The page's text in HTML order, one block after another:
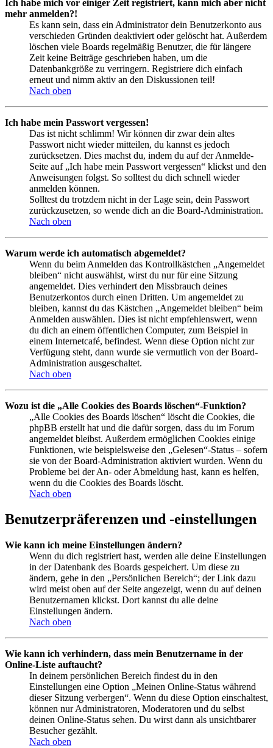
Ich habe mich vor einiger Zeit registriert, kann mich aber nicht
mehr anmelden?!
Es kann sein, dass ein Administrator dein Benutzerkonto aus
verschieden Gründen deaktiviert oder gelöscht hat. Außerdem
löschen viele Boards regelmäßig Benutzer, die für längere
Zeit keine Beiträge geschrieben haben, um die
Datenbankgröße zu verringern. Registriere dich einfach
erneut und nimm aktiv an den Diskussionen teil!
Nach oben
Ich habe mein Passwort vergessen!
Das ist nicht schlimm! Wir können dir zwar dein altes
Passwort nicht wieder mitteilen, du kannst es jedoch
zurücksetzen. Dies machst du, indem du auf der Anmelde-
Seite auf „Ich habe mein Passwort vergessen“ klickst und den
Anweisungen folgst. So solltest du dich schnell wieder
anmelden können.
Solltest du trotzdem nicht in der Lage sein, dein Passwort
zurückzusetzen, so wende dich an die Board-Administration.
Nach oben
Warum werde ich automatisch abgemeldet?
Wenn du beim Anmelden das Kontrollkästchen „Angemeldet
bleiben“ nicht auswählst, wirst du nur für eine Sitzung
angemeldet. Dies verhindert den Missbrauch deines
Benutzerkontos durch einen Dritten. Um angemeldet zu
bleiben, kannst du das Kästchen „Angemeldet bleiben“ beim
Anmelden auswählen. Dies ist nicht empfehlenswert, wenn
du dich an einem öffentlichen Computer, zum Beispiel in
einem Internetcafé, befindest. Wenn diese Option nicht zur
Verfügung steht, dann wurde sie vermutlich von der Board-
Administration ausgeschaltet.
Nach oben
Wozu ist die „Alle Cookies des Boards löschen“-Funktion?
„Alle Cookies des Boards löschen“ löscht die Cookies, die
phpBB erstellt hat und die dafür sorgen, dass du im Forum
angemeldet bleibst. Außerdem ermöglichen Cookies einige
Funktionen, wie beispielsweise den „Gelesen“-Status – sofern
sie von der Board-Administration aktiviert wurden. Wenn du
Probleme bei der An- oder Abmeldung hast, kann es helfen,
wenn du die Cookies des Boards löscht.
Nach oben
Benutzerpräferenzen und -einstellungen
Wie kann ich meine Einstellungen ändern?
Wenn du dich registriert hast, werden alle deine Einstellungen
in der Datenbank des Boards gespeichert. Um diese zu
ändern, gehe in den „Persönlichen Bereich“; der Link dazu
wird meist oben auf der Seite angezeigt, wenn du auf deinen
Benutzernamen klickst. Dort kannst du alle deine
Einstellungen ändern.
Nach oben
Wie kann ich verhindern, dass mein Benutzername in der
Online-Liste auftaucht?
In deinem persönlichen Bereich findest du in den
Einstellungen eine Option „Meinen Online-Status während
dieser Sitzung verbergen“. Wenn du diese Option einschaltest,
können nur Administratoren, Moderatoren und du selbst
deinen Online-Status sehen. Du wirst dann als unsichtbarer
Besucher gezählt.
Nach oben